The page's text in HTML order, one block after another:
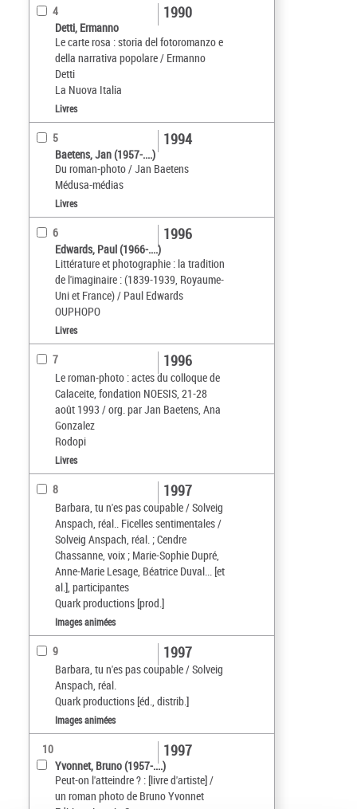
4
Detti, Ermanno
Le carte rosa : storia del fotoromanzo e
della narrativa popolare / Ermanno
Detti
La Nuova Italia
1990
Livres
5
Baetens, Jan (1957-....)
Du roman-photo / Jan Baetens
Médusa-médias
1994
Livres
6
Edwards, Paul (1966-....)
Littérature et photographie : la tradition
de l'imaginaire : (1839-1939, Royaume-
Uni et France) / Paul Edwards
OUPHOPO
1996
Livres
7
Le roman-photo : actes du colloque de
Calaceite, fondation NOESIS, 21-28
août 1993 / org. par Jan Baetens, Ana
Gonzalez
Rodopi
1996
Livres
8
Barbara, tu n'es pas coupable / Solveig
Anspach, réal.. Ficelles sentimentales /
Solveig Anspach, réal. ; Cendre
Chassanne, voix ; Marie-Sophie Dupré,
Anne-Marie Lesage, Béatrice Duval... [et
al.], participantes
Quark productions [prod.]
1997
Images animées
9
Barbara, tu n'es pas coupable / Solveig
Anspach, réal.
Quark productions [éd., distrib.]
1997
Images animées
10
Yvonnet, Bruno (1957-....)
Peut-on l'atteindre ? : [livre d'artiste] /
un roman photo de Bruno Yvonnet
1997